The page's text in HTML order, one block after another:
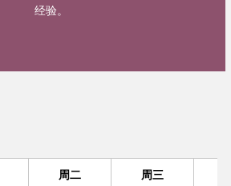
经验。
周二
周三